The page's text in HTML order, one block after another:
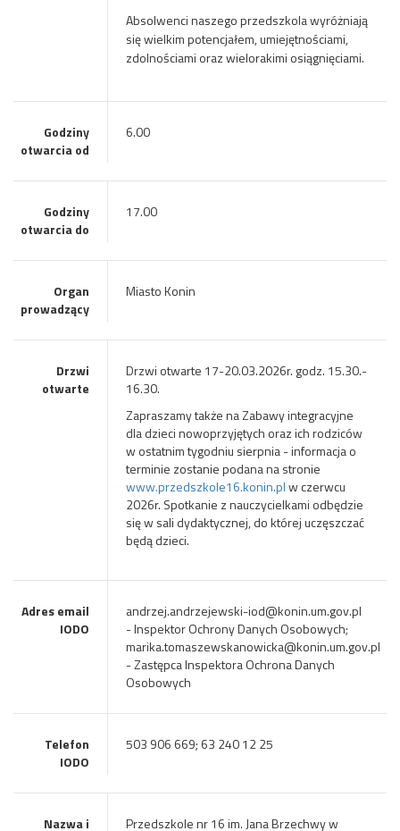
Absolwencinaszego przedszkola wyróżniają
się wielkim potencjałem, umiejętnościami,
zdolnościami oraz wielorakimi osiągnięciami.
Godziny
otwarcia od
6.00
Godziny
otwarcia do
17.00
Organ
prowadzący
Miasto Konin
Drzwi
otwarte
Drzwi otwarte 17-20.03.2026r. godz. 15.30.-
16.30.
Zapraszamy także na Zabawy integracyjne
dla dzieci nowoprzyjętych oraz ich rodziców
w ostatnim tygodniu sierpnia - informacja o
terminie zostanie podana na stronie
www.przedszkole16.konin.plw czerwcu
2026r. Spotkanie z nauczycielkami odbędzie
się w sali dydaktycznej, do której uczęszczać
będą dzieci.
Adres email
IODO
andrzej.andrzejewski-iod@konin.um.gov.pl
- Inspektor Ochrony Danych Osobowych;
marika.tomaszewskanowicka@konin.um.gov.pl
- Zastępca Inspektora Ochrona Danych
Osobowych
Telefon
IODO
503 906 669; 63 240 12 25
Nazwa i Przedszkole nr 16 im. Jana Brzechwy w